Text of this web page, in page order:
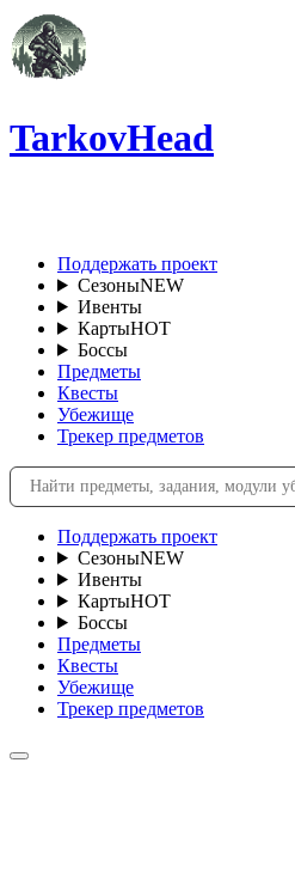
TarkovHead
Поддержать проект
СезоныNEW
Ивенты
КартыHOT
Боссы
Предметы
Квесты
Убежище
Трекер предметов
Поддержать проект
СезоныNEW
Ивенты
КартыHOT
Боссы
Предметы
Квесты
Убежище
Трекер предметов